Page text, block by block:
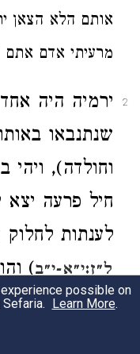
אותם הלא הצאן
מרעיתי אדם אתם
2
ירמיה היה
שנתנבאו
וחולדה), ויהי
חיל פרעה יצא
לענתות
ל״ז:י״א-י״ב)
והיה שם אדם
ועל
possible on
Learn More.